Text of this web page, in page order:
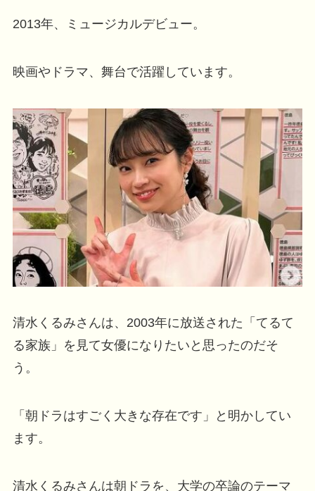
2013年、ミュージカルデビュー。
映画やドラマ、舞台で活躍しています。
清水くるみさんは、2003年に放送された「てるて
る家族」を見て女優になりたいと思ったのだそ
う。
「朝ドラはすごく大きな存在です」と明かしてい
ます。
清水くるみさんは朝ドラを、大学の卒論のテーマ